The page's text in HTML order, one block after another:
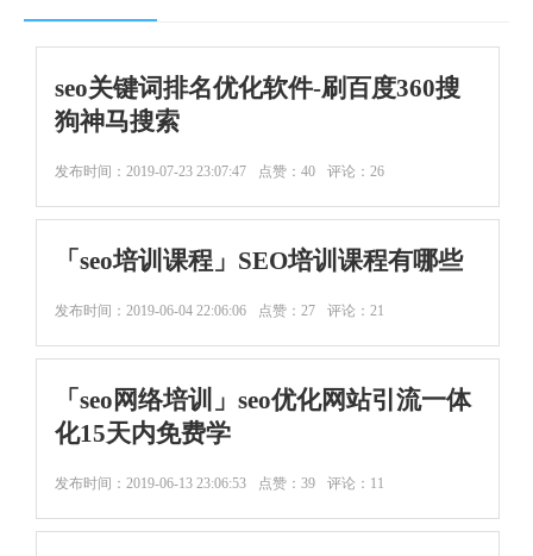
seo关键词排名优化软件-刷百度360搜
狗神马搜索
发布时间： 2019-07-23 23:07:47 点赞：40 评论：26
「seo培训课程」SEO培训课程有哪些
发布时间： 2019-06-04 22:06:06 点赞：27 评论：21
「seo网络培训」seo优化网站引流一体
化15天内免费学
发布时间： 2019-06-13 23:06:53 点赞：39 评论：11